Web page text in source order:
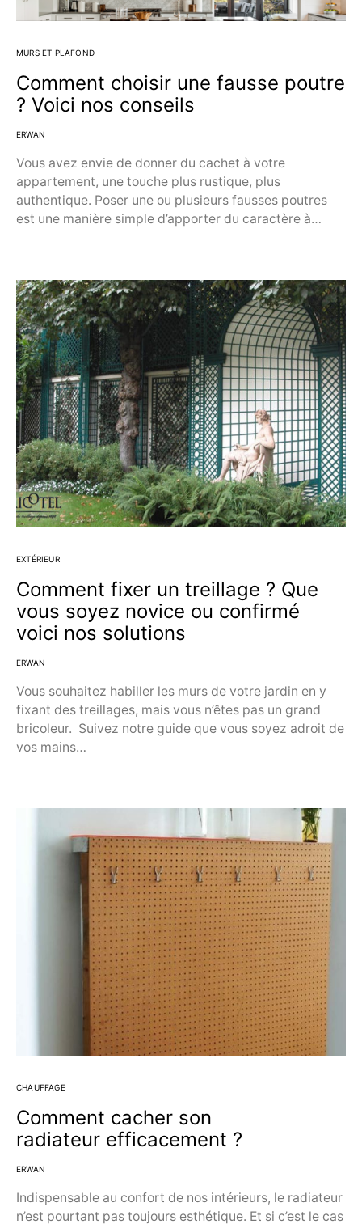
MURS ET PLAFOND
Comment choisir une fausse poutre
? Voici nos conseils
ERWAN
Vous avez envie de donner du cachet à votre
appartement, une touche plus rustique, plus
authentique. Poser une ou plusieurs fausses poutres
est une manière simple d’apporter du caractère à…
EXTÉRIEUR
Comment fixer un treillage ? Que
vous soyez novice ou confirmé
voici nos solutions
ERWAN
Vous souhaitez habiller les murs de votre jardin en y
fixant des treillages, mais vous n’êtes pas un grand
bricoleur. Suivez notre guide que vous soyez adroit de
vos mains…
CHAUFFAGE
Comment cacher son
radiateur efficacement ?
ERWAN
Indispensable au confort de nos intérieurs, le radiateur
n’est pourtant pas toujours esthétique. Et si c’est le cas